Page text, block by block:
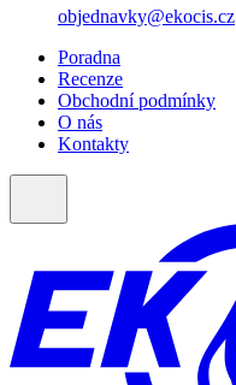
objednavky@ekocis.cz
Poradna
Recenze
Obchodní podmínky
O nás
Kontakty